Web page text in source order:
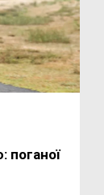
поганої